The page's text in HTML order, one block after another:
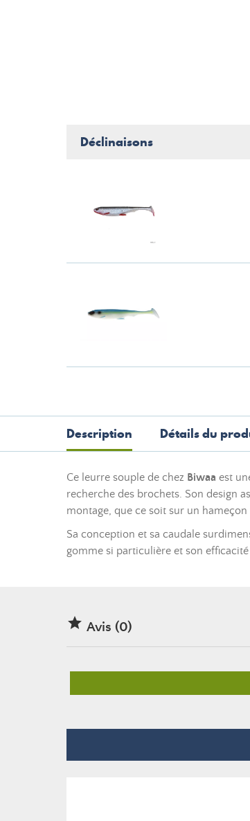
Déclinaisons
Description Détails du
Ce leurre souple de chez Biwaa est
recherche des brochets. Son design
montage, que ce soit sur un
Sa conception et sa caudale
gomme si particulière et son
 Avis (0)